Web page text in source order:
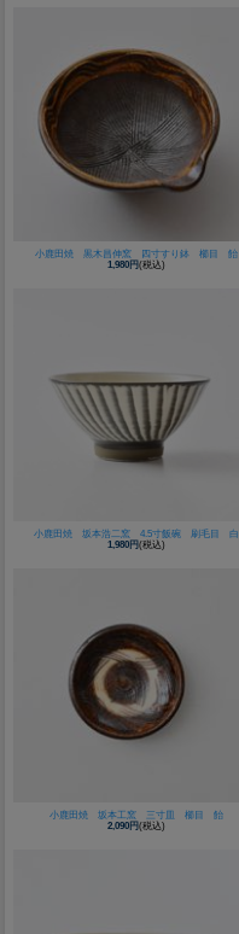
小鹿田焼 黒木昌伸窯 四寸すり鉢 櫛目 飴
1,980円(税込)
小鹿田焼 坂本浩二窯 4.5寸飯碗 刷毛目 白
1,980円(税込)
小鹿田焼 坂本工窯 三寸皿 櫛目 飴
2,090円(税込)